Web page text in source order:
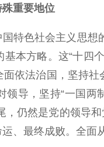
重要地位
色社会主义思想
本方略。这“十四
依法治国，坚持
导，坚持“一国
，仍然是党的领导
、最终成败。全面